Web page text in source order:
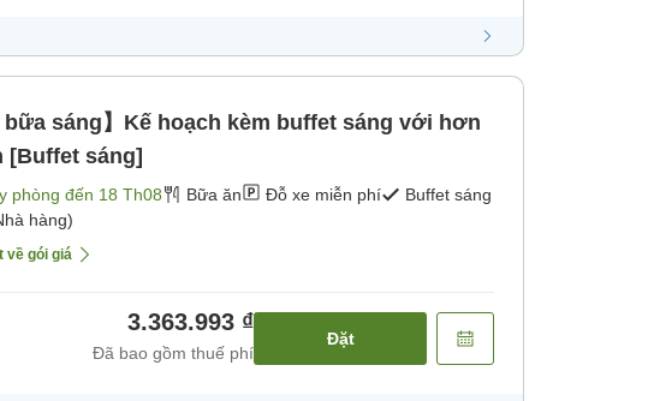
bữa sáng】Kế hoạch kèm buffet sáng với hơn
[Buffet sáng]
phòng đến 18 Th08 Bữa ăn Đỗ xe miễn phí
Buffet sáng
hàng)
về gói giá
3.363.993 ₫
Đã bao gồm thuế phí
Đặt